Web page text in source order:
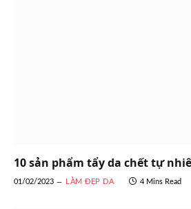
10 sản phẩm tẩy da chết tự
01/02/2023 LÀM ĐẸP DA 4 Mins Read